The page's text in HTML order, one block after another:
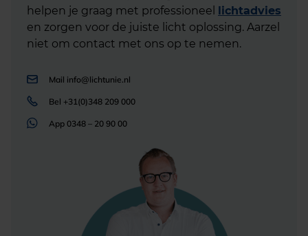
helpen je graag met professioneel lichtadvies
en zorgen voor de juiste licht oplossing. Aarzel
niet om contact met ons op te nemen.
Mail info@lichtunie.nl
Bel +31(0)348 209 000
App 0348 – 20 90 00